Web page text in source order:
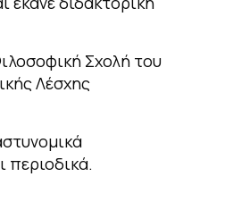
Σχολή του
Λέσχης
περιοδικά.